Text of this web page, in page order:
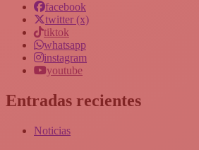
facebook
twitter (x)
tiktok
whatsapp
instagram
youtube
Entradas recientes
Noticias